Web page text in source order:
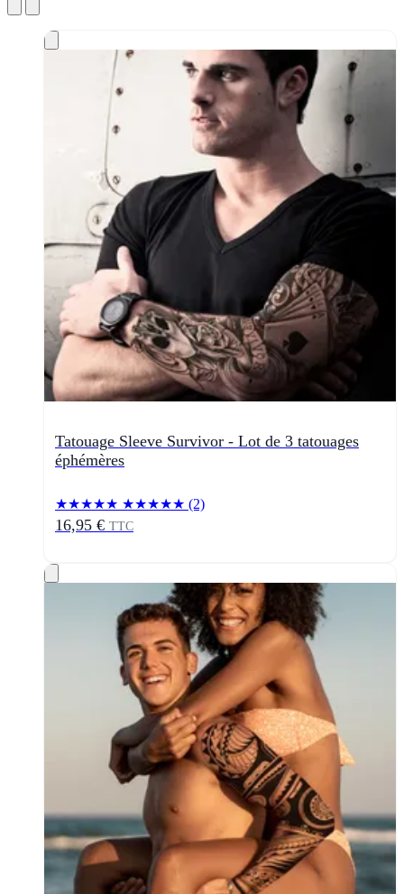
Tatouage Sleeve Survivor - Lot de 3 tatouages
éphémères
★★★★★ ★★★★★ (2)
16,95 € TTC